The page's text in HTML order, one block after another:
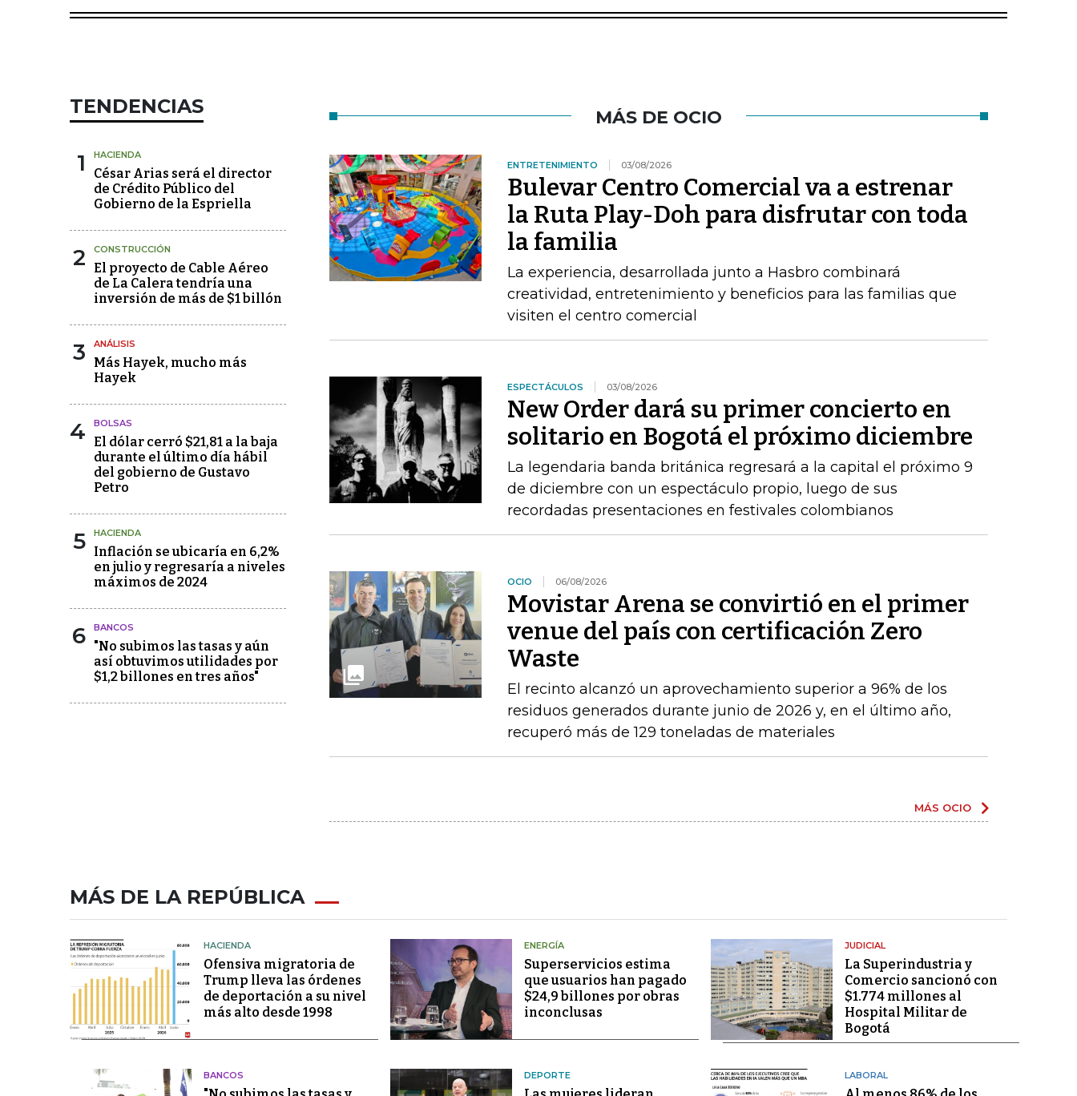
TENDENCIAS
1 HACIENDA
César Arias será el director
de Crédito Público del
Gobierno de la Espriella
2 CONSTRUCCIÓN
El proyecto de Cable Aéreo
de La Calera tendría una
inversión de más de $1 billón
3 ANÁLISIS
Más Hayek, mucho más
Hayek
4 BOLSAS
El dólar cerró $21,81 a la baja
durante el último día hábil
del gobierno de Gustavo
Petro
5 HACIENDA
Inflación se ubicaría en 6,2%
en julio y regresaría a niveles
máximos de 2024
6 BANCOS
"No subimos las tasas y aún
así obtuvimos utilidades por
$1,2 billones en tres años"
MÁS DE OCIO
ENTRETENIMIENTO 03/08/2026
Bulevar Centro Comercial va a estrenar
la Ruta Play-Doh para disfrutar con toda
la familia
La experiencia, desarrollada junto a Hasbro combinará
creatividad, entretenimiento y beneficios para las familias que
visiten el centro comercial
ESPECTÁCULOS 03/08/2026
New Order dará su primer concierto en
solitario en Bogotá el próximo diciembre
La legendaria banda británica regresará a la capital el próximo 9
de diciembre con un espectáculo propio, luego de sus
recordadas presentaciones en festivales colombianos
OCIO 06/08/2026
Movistar Arena se convirtió en el primer
venue del país con certificación Zero
Waste
El recinto alcanzó un aprovechamiento superior a 96% de los
residuos generados durante junio de 2026 y, en el último año,
recuperó más de 129 toneladas de materiales
MÁS OCIO
MÁS DE LA REPÚBLICA
HACIENDA
Ofensiva migratoria de
Trump lleva las órdenes
de deportación a su nivel
más alto desde 1998
ENERGÍA
Superservicios estima
que usuarios han pagado
$24,9 billones por obras
inconclusas
JUDICIAL
La Superindustria y
Comercio sancionó con
$1.774 millones al
Hospital Militar de
Bogotá
BANCOS DEPORTE LABORAL